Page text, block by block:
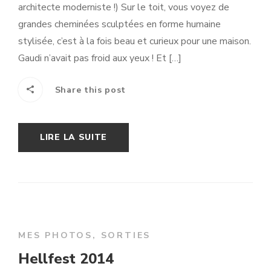
architecte moderniste !) Sur le toit, vous voyez de
grandes cheminées sculptées en forme humaine
stylisée, c’est à la fois beau et curieux pour une maison.
Gaudi n’avait pas froid aux yeux ! Et […]
LIRE LA SUITE
Share this post
MES PHOTOS , SORTIES
Hellfest 2014